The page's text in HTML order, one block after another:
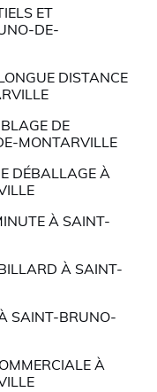
ET
DE-
DISTANCE
DE
MONTARVILLE
DÉBALLAGE À
À SAINT-
À SAINT-
SAINT-BRUNO-
À